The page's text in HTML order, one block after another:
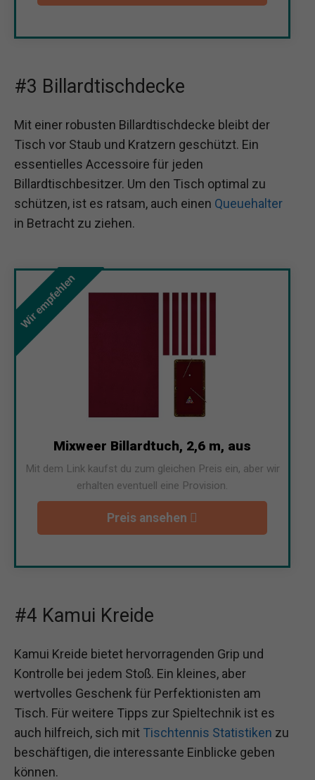
#3 Billardtischdecke
Mit einer robusten Billardtischdecke bleibt der
Tisch vor Staub und Kratzern geschützt. Ein
essentielles Accessoire für jeden
Billardtischbesitzer. Um den Tisch optimal zu
schützen, ist es ratsam, auch einen Queuehalter
in Betracht zu ziehen.
Wir empfehlen
Mixweer Billardtuch, 2,6 m, aus
Mit dem Link kaufst du zum gleichen Preis ein, aber wir
erhalten eventuell eine Provision.
Preis ansehen
#4 Kamui Kreide
Kamui Kreide bietet hervorragenden Grip und
Kontrolle bei jedem Stoß. Ein kleines, aber
wertvolles Geschenk für Perfektionisten am
Tisch. Für weitere Tipps zur Spieltechnik ist es
auch hilfreich, sich mit Tischtennis Statistiken zu
beschäftigen, die interessante Einblicke geben
können.